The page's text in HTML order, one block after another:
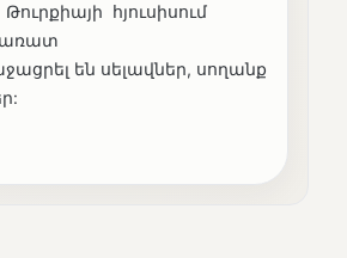
հյուսիսում
են սելավներ, սողանք